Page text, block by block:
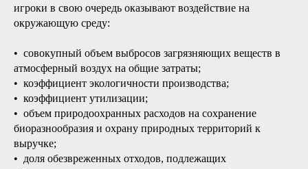
игроки в свою очередь оказывают воздействие на
окружающую среду:
• совокупный объем выбросов загрязняющих веществ в
атмосферный воздух на общие затраты;
• коэффициент экологичности производства;
• коэффициент утилизации;
• объем природоохранных расходов на сохранение
биоразнообразия и охрану природных территорий к
выручке;
• доля обезвреженных отходов, подлежащих